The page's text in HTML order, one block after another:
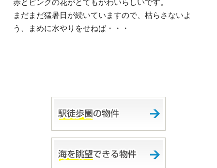
赤とピンクの花がとてもかわいらしいです。
まだまだ猛暑日が続いていますので、枯らさないよ
う、まめに水やりをせねば・・・